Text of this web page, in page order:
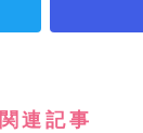
関連記事